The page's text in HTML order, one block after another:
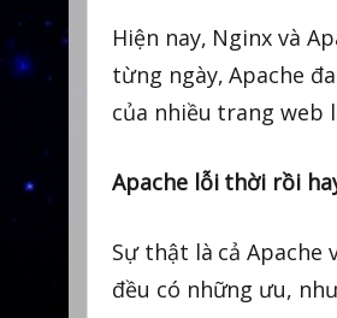
Hiện nay, Nginx và
từng ngày, Apache
của nhiều trang web
Apache lỗi thời rồi
Sự thật là cả Apache
đều có những ưu,